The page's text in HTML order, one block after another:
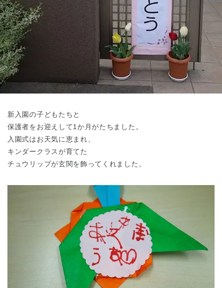
新入園の子どもたちと
保護者をお迎えして1か月がたちました。
入園式はお天気に恵まれ、
キンダークラスが育てた
チュウリップが玄関を飾ってくれました。